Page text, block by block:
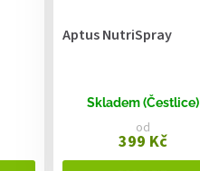
Aptus NutriSpray
Skladem (Čestlice)
od
399 Kč